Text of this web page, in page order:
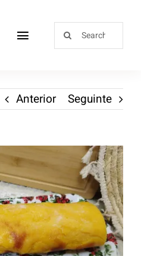
Anterior Seguinte